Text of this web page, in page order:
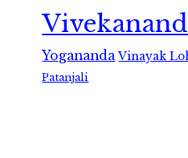
Yogananda Vinayak
Patanjali